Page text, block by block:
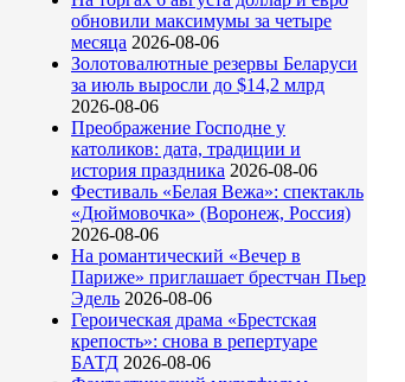
обновили максимумы за четыре
месяца 2026-08-06
Золотовалютные резервы Беларуси
за июль выросли до $14,2 млрд
2026-08-06
Преображение Господне у
католиков: дата, традиции и
история праздника 2026-08-06
Фестиваль «Белая Вежа»: спектакль
«Дюймовочка» (Воронеж, Россия)
2026-08-06
На романтический «Вечер в
Париже» приглашает брестчан Пьер
Эдель 2026-08-06
Героическая драма «Брестская
крепость»: снова в репертуаре
БАТД 2026-08-06